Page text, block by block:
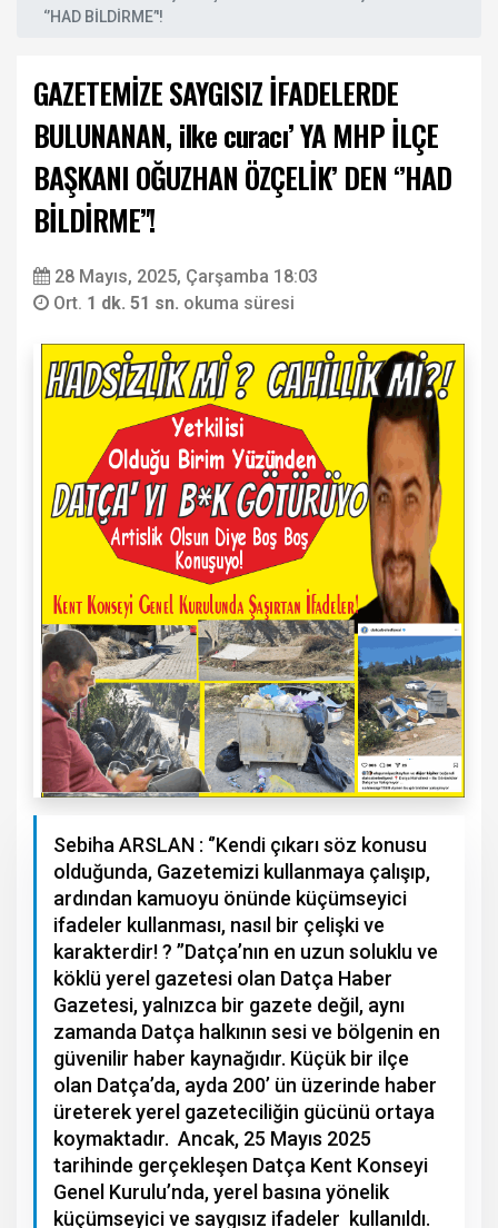
‘’HAD BİLDİRME’'!
GAZETEMİZE SAYGISIZ İFADELERDE
BULUNANAN, ilke curacı’ YA MHP İLÇE
BAŞKANI OĞUZHAN ÖZÇELİK’ DEN ‘’HAD
BİLDİRME’'!
28 Mayıs, 2025, Çarşamba 18:03
Ort. 1 dk. 51 sn. okuma süresi
Sebiha ARSLAN : ‘’Kendi çıkarı söz konusu
olduğunda, Gazetemizi kullanmaya çalışıp,
ardından kamuoyu önünde küçümseyici
ifadeler kullanması, nasıl bir çelişki ve
karakterdir! ? ’’Datça’nın en uzun soluklu ve
köklü yerel gazetesi olan Datça Haber
Gazetesi, yalnızca bir gazete değil, aynı
zamanda Datça halkının sesi ve bölgenin en
güvenilir haber kaynağıdır. Küçük bir ilçe
olan Datça’da, ayda 200’ ün üzerinde haber
üreterek yerel gazeteciliğin gücünü ortaya
koymaktadır. Ancak, 25 Mayıs 2025
tarihinde gerçekleşen Datça Kent Konseyi
Genel Kurulu’nda, yerel basına yönelik
küçümseyici ve saygısız ifadeler kullanıldı.